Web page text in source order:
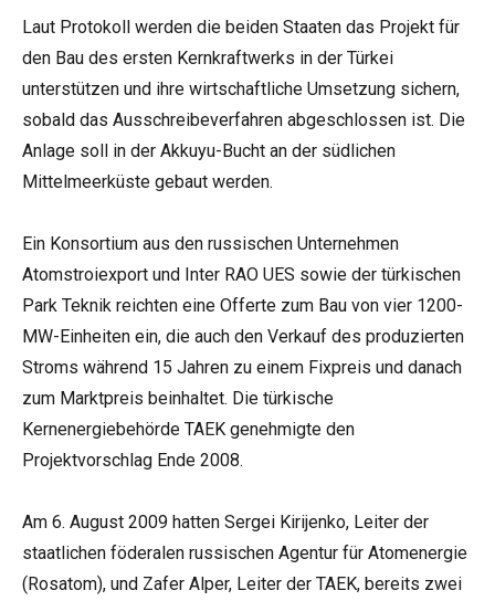
Laut Protokoll werden die beiden Staaten das Projekt für
den Bau des ersten Kernkraftwerks in der Türkei
unterstützen und ihre wirtschaftliche Umsetzung sichern,
sobald das Ausschreibeverfahren abgeschlossen ist. Die
Anlage soll in der Akkuyu-Bucht an der südlichen
Mittelmeerküste gebaut werden.
Ein Konsortium aus den russischen Unternehmen
Atomstroiexport und Inter RAO UES sowie der türkischen
Park Teknik reichten eine Offerte zum Bau von vier 1200-
MW-Einheiten ein, die auch den Verkauf des produzierten
Stroms während 15 Jahren zu einem Fixpreis und danach
zum Marktpreis beinhaltet. Die türkische
Kernenergiebehörde TAEK genehmigte den
Projektvorschlag Ende 2008.
Am 6. August 2009 hatten Sergei Kirijenko, Leiter der
staatlichen föderalen russischen Agentur für Atomenergie
(Rosatom), und Zafer Alper, Leiter der TAEK, bereits zwei